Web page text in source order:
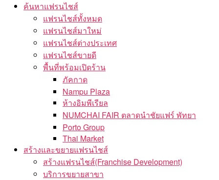
ค้นหาแฟรนไชส์
แฟรนไชส์ทั้งหมด
แฟรนไชส์มาใหม่
แฟรนไชส์ต่างประเทศ
แฟรนไชส์ขายดี
พื้นที่พร้อมเปิดร้าน
ภัคกาด
Nampu Plaza
ห้างอิมพีเรียล
NUMCHAI FAIR ตลาดนำชัยแฟร์ พัทยา
Porto Group
Thai Market
สร้างและขยายแฟรนไชส์
สร้างแฟรนไชส์(Franchise Development)
บริการขยายสาขา